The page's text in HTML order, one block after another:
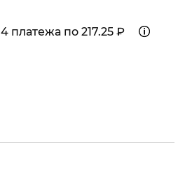
4 платежа по 217.25 ₽